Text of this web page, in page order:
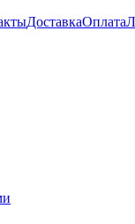
ДоставкаОплата